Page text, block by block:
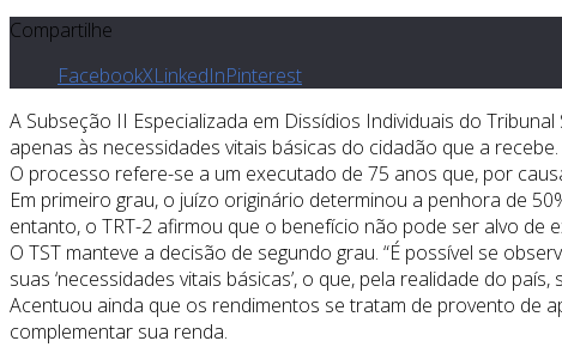
Compartilhe
FacebookXLinkedInPinterest
A Subseção II Especializada em Dissídios Individuais do
apenas às necessidades vitais básicas do cidadão que a recebe.
O processo refere-se a um executado de 75 anos que, por
Em primeiro grau, o juízo originário determinou a penhora de
entanto, o TRT-2 afirmou que o benefício não pode ser alvo de
O TST manteve a decisão de segundo grau. “É possível se
suas ‘necessidades vitais básicas’, o que, pela realidade do
Acentuou ainda que os rendimentos se tratam de provento de
complementar sua renda.